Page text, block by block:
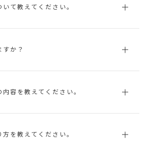
て教えてください。
か？
容を教えてください。
を教えてください。